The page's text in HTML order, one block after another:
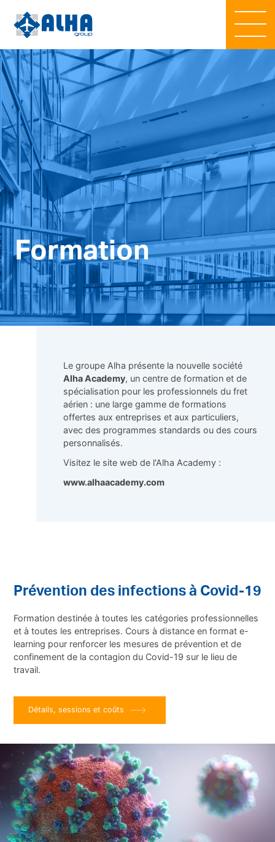
Formation
Le groupe Alha présente la nouvelle société
Alha Academy, un centre de formation et de
spécialisation pour les professionnels du fret
aérien : une large gamme de formations
offertes aux entreprises et aux particuliers,
avec des programmes standards ou des cours
personnalisés.
Visitez le site web de l'Alha Academy :
www.alhaacademy.com
Prévention des infections à Covid-19
Formation destinée à toutes les catégories professionnelles
et à toutes les entreprises. Cours à distance en format e-
learning pour renforcer les mesures de prévention et de
confinement de la contagion du Covid-19 sur le lieu de
travail.
Détails, sessions et coûts